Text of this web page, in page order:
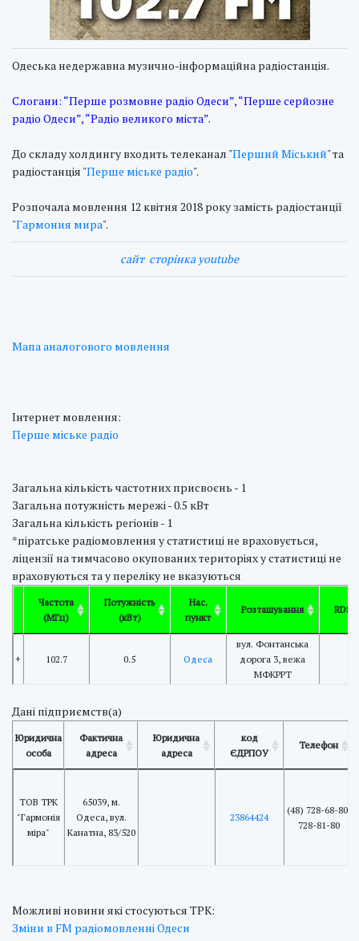
Одеська недержавна музично-інформаційна радіостанція.
Слогани: “Перше розмовне радіо Одеси”, “Перше серйозне
радіо Одеси”, “Радіо великого міста”.
До складу холдингу входить телеканал "Перший Міський" та
радіостанція "Перше міське радіо".
Розпочала мовлення 12 квітня 2018 року замість радіостанції
"Гармония мира".
cайт сторінка youtube
Мапа аналогового мовлення
Інтернет мовлення:
Перше міське радіо
Загальна кількість частотних присвоєнь - 1
Загальна потужність мережі - 0.5 кВт
Загальна кількість регіонів - 1
*піратське радіомовлення у статистиці не враховується,
ліцензії на тимчасово окупованих територіях у статистиці не
враховуються та у переліку не вказуються
Частота
(МГц)
Потужність
(кВт)
Нас.
пункт
Розташування RDS
+ 102.7 0.5 Одеса
вул. Фонтанська
дорога 3, вежа
МФКРРТ
Дані підприємств(а)
Юридична
особа
Фактична
адреса
Юридична
адреса
код
ЄДРПОУ
Телефон
ТОВ ТРК
"Гармонія
міра"
65039, м.
Одеса, вул.
Канатна, 83/520
23864424
(48) 728-68-80,
728-81-80
Можливі новини які стосуються ТРК:
Зміни в FM радіомовленні Одеси